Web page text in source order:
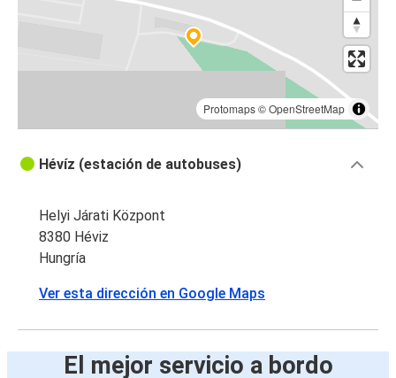
Protomaps©OpenStreetMap
Hévíz (estación de autobuses)
Helyi Járati Központ
8380 Héviz
Hungría
Ver esta dirección en Google Maps
El mejor servicio a bordo